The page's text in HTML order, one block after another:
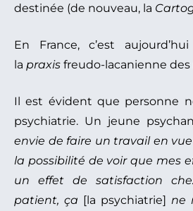
destinée (de nouveau, la
En France, c’est
la praxis freudo-lacanienne
Il est évident que personne
psychiatrie. Un jeune
envie de faire un travail en
la possibilité de voir que mes
un effet de satisfaction
patient, ça [la psychiatrie] ne